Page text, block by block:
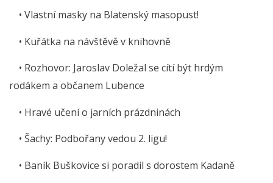
• Vlastní masky na Blatenský masopust!
• Kuřátka na návštěvě v knihovně
• Rozhovor: Jaroslav Doležal se cítí být hrdým
rodákem a občanem Lubence
• Hravé učení o jarních prázdninách
• Šachy: Podbořany vedou 2. ligu!
• Baník Buškovice si poradil s dorostem Kadaně